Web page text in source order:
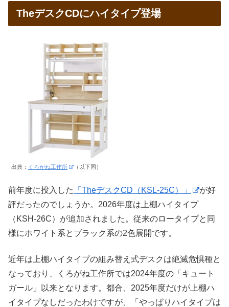
TheデスクCDにハイタイプ登場
出典： くろがね工作所 （以下同）
前年度に投入した 「TheデスクCD（KSL-25C）」
が好
評だったのでしょうか。2026年度は上棚ハイタイプ
（KSH-26C）が追加されました。従来のロータイプと同
様にホワイト系とブラック系の2色展開です。
近年は上棚ハイタイプの組み替え式デスクは絶滅危惧種と
なっており、くろがね工作所では2024年度の「キュート
ガール」以来となります。都合、2025年度だけが上棚ハ
イタイプなしだったわけですが、「やっぱりハイタイプは